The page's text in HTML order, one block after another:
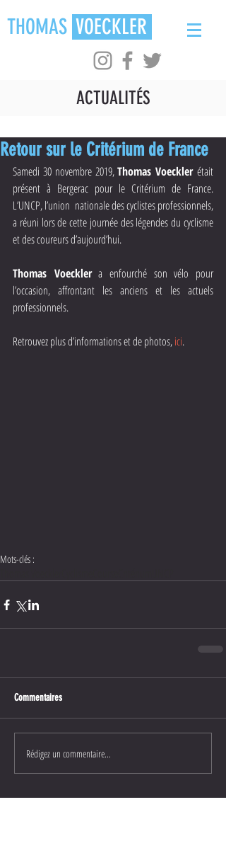
THOMAS VOECKLER
ACTUALITÉS
Retour sur le Critérium de France
Samedi 30 novembre 2019, Thomas Voeckler était
présent à Bergerac pour le Critérium de France.
L’UNCP, l’union  nationale des cyclistes professionnels,
a réuni lors de cette journée des légendes du cyclisme
et des coureurs d’aujourd’hui.
Thomas Voeckler a enfourché son vélo pour
l’occasion, affrontant les anciens et les actuels
professionnels.
Retrouvez plus d’informations et de photos, ici.
Mots-clés :
Commentaires
Rédigez un commentaire...